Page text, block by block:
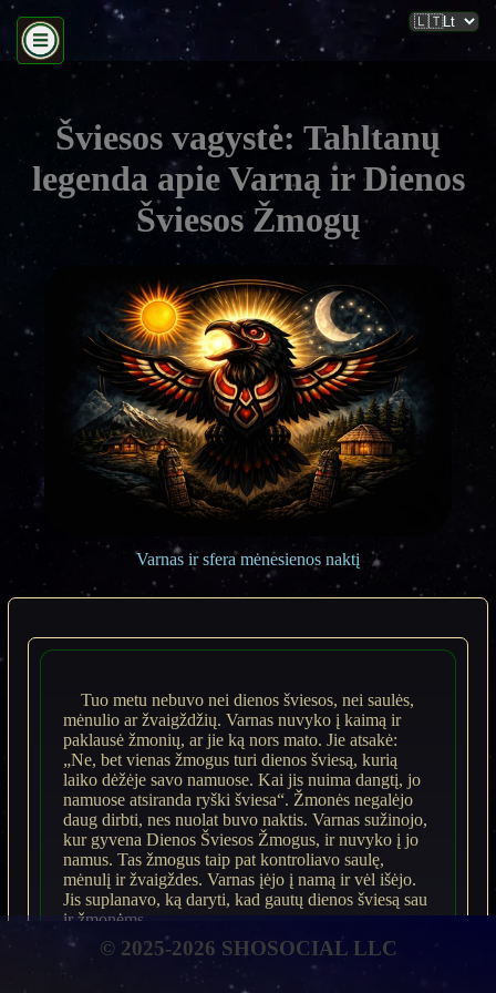
Šviesos vagystė: Tahltanų
legenda apie Varną ir Dienos
Šviesos Žmogų
Varnas ir sfera mėnesienos naktį
Tuo metu nebuvo nei dienos šviesos, nei saulės,
mėnulio ar žvaigždžių. Varnas nuvyko į kaimą ir
paklausė žmonių, ar jie ką nors mato. Jie atsakė:
„Ne, bet vienas žmogus turi dienos šviesą, kurią
laiko dėžėje savo namuose. Kai jis nuima dangtį, jo
namuose atsiranda ryški šviesa“. Žmonės negalėjo
daug dirbti, nes nuolat buvo naktis. Varnas sužinojo,
kur gyvena Dienos Šviesos Žmogus, ir nuvyko į jo
namus. Tas žmogus taip pat kontroliavo saulę,
mėnulį ir žvaigždes. Varnas įėjo į namą ir vėl išėjo.
Jis suplanavo, ką daryti, kad gautų dienos šviesą sau
ir žmonėms.
© 2025-2026 SHOSOCIAL LLC